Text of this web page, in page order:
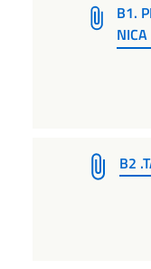
B1.
NICA
B2